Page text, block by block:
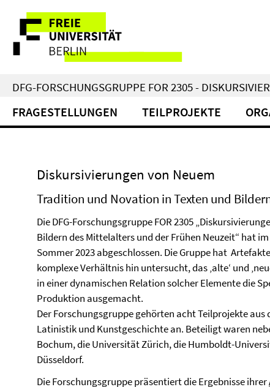
direkt
Inhalt
Service-
Navigation
DFG-FORSCHUNGSGRUPPE FOR 2305 -
FRAGESTELLUNGEN TEILPROJEKTE
Diskursivierungen von Neuem
Tradition und Novation in Texten und
Die DFG-Forschungsgruppe FOR 2305
Bildern des Mittelalters und der Frühen Neuzeit“ hat
Sommer 2023 abgeschlossen. Die Gruppe hat
komplexe Verhältnis hin untersucht, das ‚alte‘ und
in einer dynamischen Relation solcher Elemente die
Produktion ausgemacht.
Der Forschungsgruppe gehörten acht Teilprojekte
Latinistik und Kunstgeschichte an. Beteiligt waren
Bochum, die Universität Zürich, die Humboldt-
Düsseldorf.
Die Forschungsgruppe präsentiert die Ergebnisse ihrer